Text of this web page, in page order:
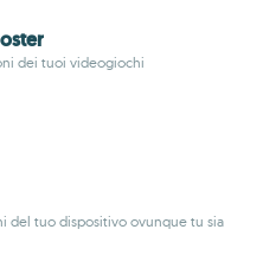
dei tuoi videogiochi
del tuo dispositivo ovunque tu sia